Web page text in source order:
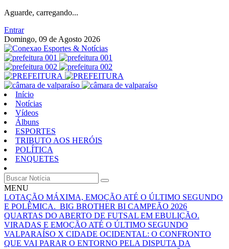
Aguarde, carregando...
Entrar
Domingo, 09 de Agosto 2026
Início
Notícias
Vídeos
Álbuns
ESPORTES
TRIBUTO AOS HERÓIS
POLÍTICA
ENQUETES
MENU
LOTAÇÃO MÁXIMA, EMOÇÃO ATÉ O ÚLTIMO SEGUNDO
E POLÊMICA. BIG BROTHER BI CAMPEÃO 2026
QUARTAS DO ABERTO DE FUTSAL EM EBULIÇÃO.
VIRADAS E EMOÇÃO ATÉ O ÚLTIMO SEGUNDO
VALPARAÍSO X CIDADE OCIDENTAL: O CONFRONTO
QUE VAI PARAR O ENTORNO PELA DISPUTA DA